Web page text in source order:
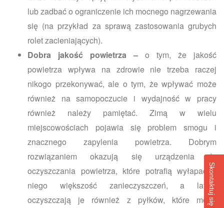
lub zadbać o ograniczenie ich mocnego nagrzewania
się (na przykład za sprawą zastosowania grubych
rolet zacieniających).
Dobra jakość powietrza – o tym, że jakość
powietrza wpływa na zdrowie nie trzeba raczej
nikogo przekonywać, ale o tym, że wpływać może
również na samopoczucie i wydajność w pracy
również należy pamiętać. Zimą w wielu
miejscowościach pojawia się problem smogu i
znacznego zapylenia powietrza. Dobrym
rozwiązaniem okazują się urządzenia do
oczyszczania powietrza, które potrafią wyłapać z
niego większość zanieczyszczeń, a latem
oczyszczają je również z pyłków, które mogą